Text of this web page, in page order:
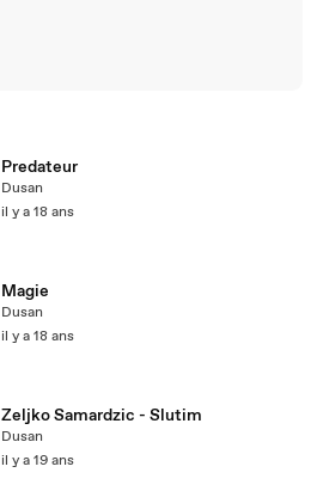
Predateur
Dusan
il y a 18 ans
Magie
Dusan
il y a 18 ans
Zeljko Samardzic - Slutim
Dusan
il y a 19 ans